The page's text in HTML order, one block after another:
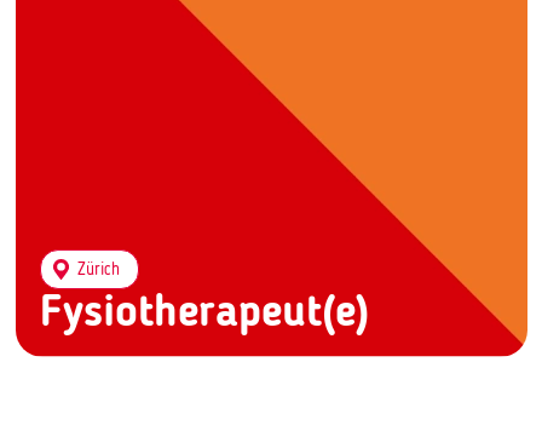
Fysiotherapeut(e)
Zürich